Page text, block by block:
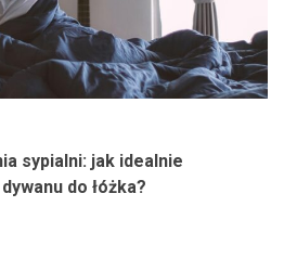
sypialni: jak idealnie
do łóżka?